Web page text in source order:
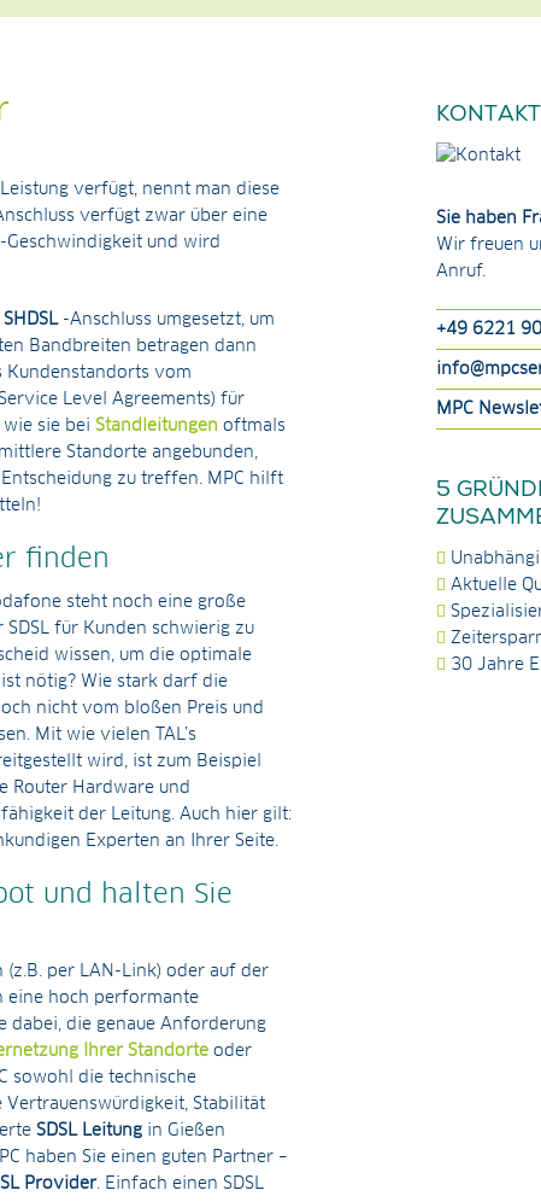
verfügt, nennt man diese
verfügt zwar über eine
und wird
SHDSL-Anschluss umgesetzt, um
Bandbreiten betragen dann
Kundenstandorts vom
Level Agreements) für
sie bei Standleitungen oftmals
Standorte angebunden,
zu treffen. MPC hilft
finden
steht noch eine große
für Kunden schwierig zu
wissen, um die optimale
nötig? Wie stark darf die
nicht vom bloßen Preis und
Mit wie vielen TAL’s
wird, ist zum Beispiel
Router Hardware und
der Leitung. Auch hier gilt:
Experten an Ihrer Seite.
und halten Sie
per LAN-Link) oder auf der
eine hoch performante
dabei, die genaue Anforderung
Ihrer Standorte oder
sowohl die technische
Vertrauenswürdigkeit, Stabilität
SDSL Leitung in Gießen
haben Sie einen guten Partner –
Provider. Einfach einen SDSL
Sie haben
Wir freuen
Anruf.
+49 6221
MPC
5
Aktuelle
30 Jahre